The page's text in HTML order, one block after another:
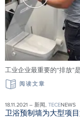
工业企业最重要的“排放”
阅读文章
18.11.2021 – 新闻, TECENEWS
卫浴预制墙为大型项